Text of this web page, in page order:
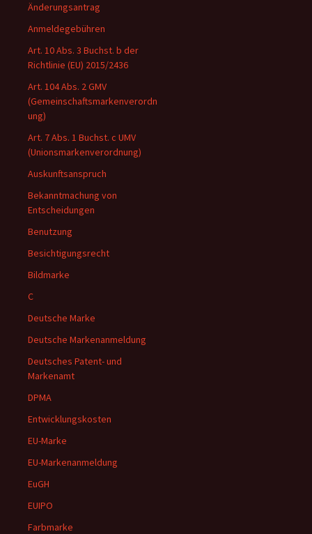
Änderungsantrag
Anmeldegebühren
Art. 10 Abs. 3 Buchst. b der
Richtlinie (EU) 2015/2436
Art. 104 Abs. 2 GMV
(Gemeinschaftsmarkenverordn
ung)
Art. 7 Abs. 1 Buchst. c UMV
(Unionsmarkenverordnung)
Auskunftsanspruch
Bekanntmachung von
Entscheidungen
Benutzung
Besichtigungsrecht
Bildmarke
C
Deutsche Marke
Deutsche Markenanmeldung
Deutsches Patent- und
Markenamt
DPMA
Entwicklungskosten
EU-Marke
EU-Markenanmeldung
EuGH
EUIPO
Farbmarke